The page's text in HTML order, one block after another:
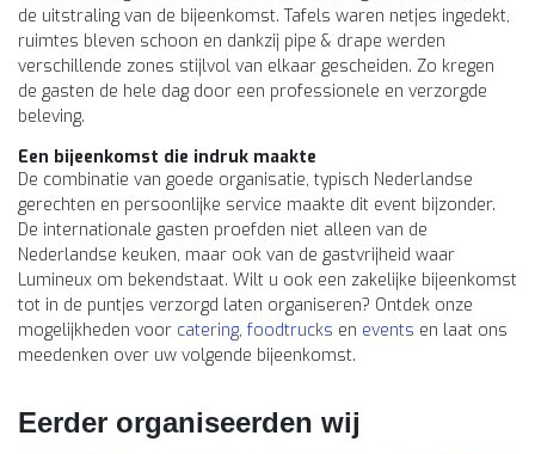
de uitstraling van de bijeenkomst. Tafels waren netjes ingedekt,
ruimtes bleven schoon en dankzij pipe & drape werden
verschillende zones stijlvol van elkaar gescheiden. Zo kregen
de gasten de hele dag door een professionele en verzorgde
beleving.
Een bijeenkomst die indruk maakte
De combinatie van goede organisatie, typisch Nederlandse
gerechten en persoonlijke service maakte dit event bijzonder.
De internationale gasten proefden niet alleen van de
Nederlandse keuken, maar ook van de gastvrijheid waar
Lumineux om bekendstaat. Wilt u ook een zakelijke bijeenkomst
tot in de puntjes verzorgd laten organiseren? Ontdek onze
mogelijkheden voor catering, foodtrucks en events en laat ons
meedenken over uw volgende bijeenkomst.
Eerder organiseerden wij